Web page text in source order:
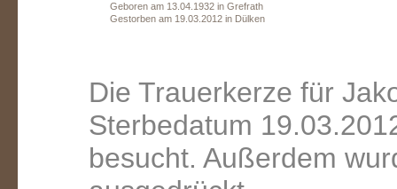
Geboren am 13.04.1932 in Grefrath
Gestorben am 19.03.2012 in Dülken
Die Trauerkerze für
Sterbedatum
besucht. Außerdem